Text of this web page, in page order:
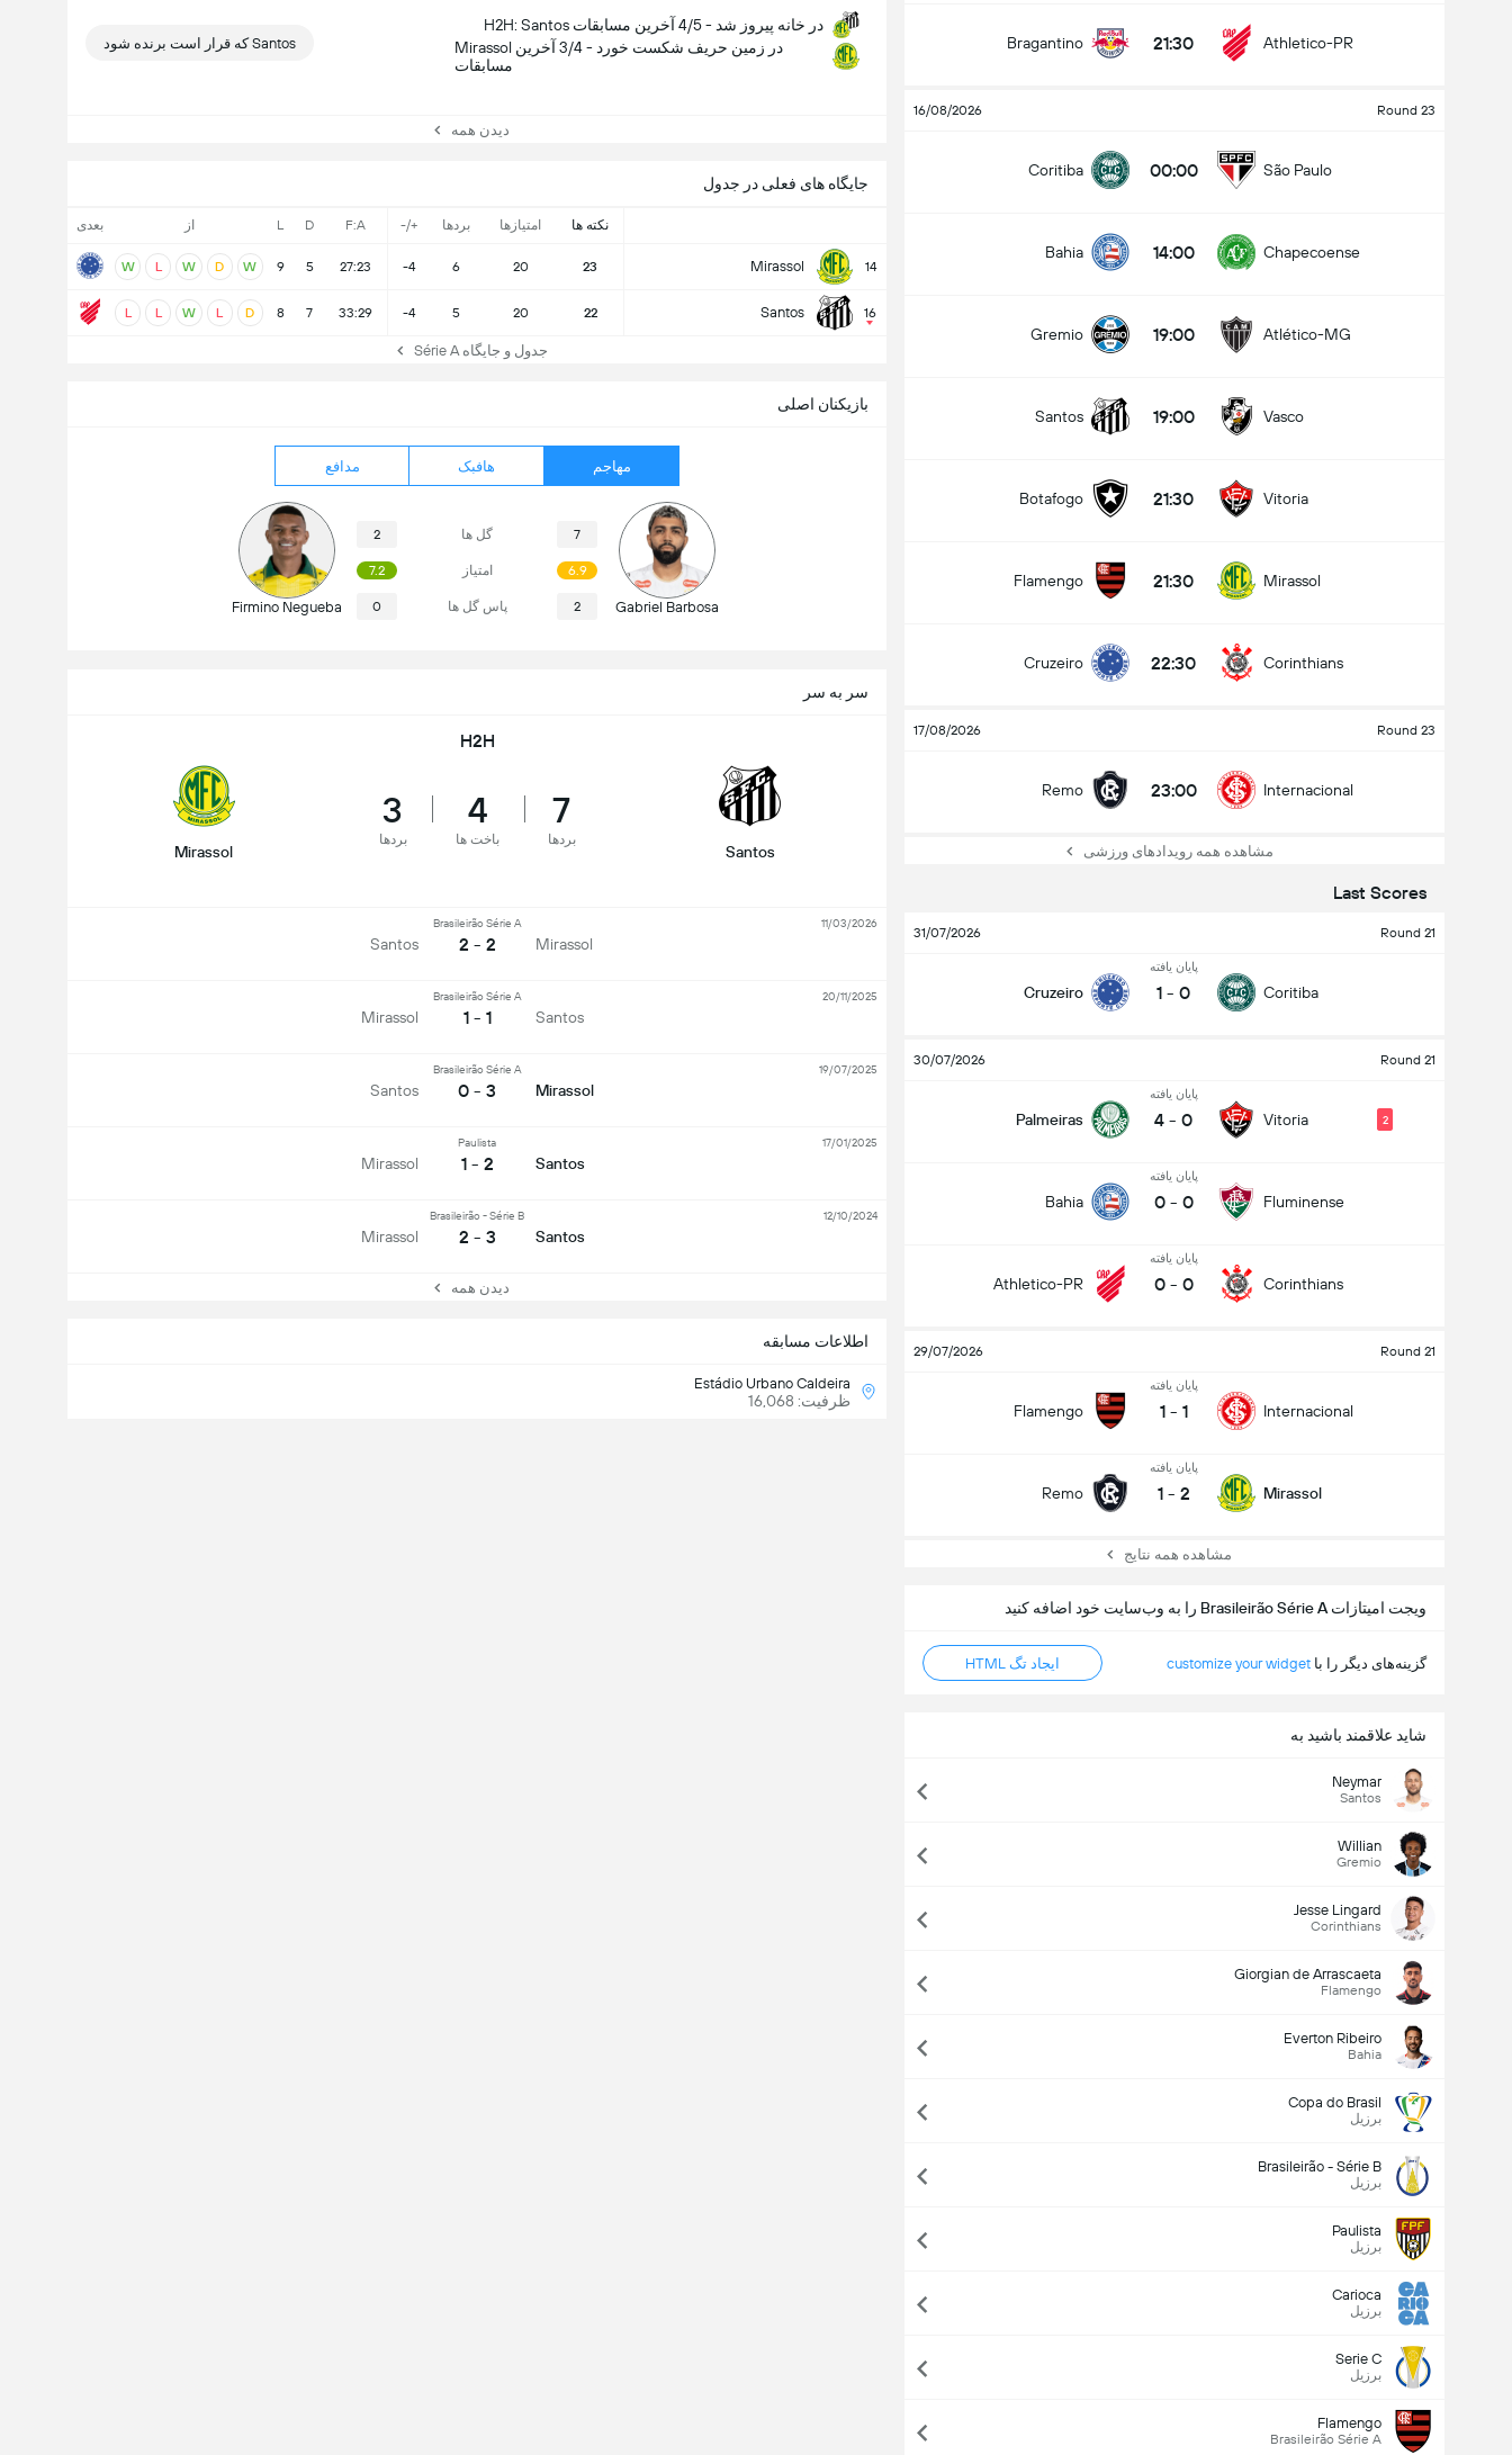
Athletico-PR
21:30
Bragantino
Round 23
16/08/2026
São Paulo
00:00
Coritiba
Chapecoense
14:00
Bahia
Atlético-MG
19:00
Gremio
Vasco
19:00
Santos
Vitoria
21:30
Botafogo
Mirassol
21:30
Flamengo
Corinthians
22:30
Cruzeiro
Round 23
17/08/2026
Internacional
23:00
Remo
مشاهده همه رویدادهای ورزشی
Last Scores
Round 21
31/07/2026
Coritiba
پایان یافته
0
-
1
Cruzeiro
Round 21
30/07/2026
Vitoria 2
پایان یافته
0
-
4
Palmeiras
Fluminense
پایان یافته
0
-
0
Bahia
Corinthians
پایان یافته
0
-
0
Athletico-PR
Round 21
29/07/2026
Internacional
پایان یافته
1
-
1
Flamengo
Mirassol
پایان یافته
2
-
1
Remo
مشاهده همه نتایج
ویجت امیتازات Brasileirão Série A را به وب‌سایت خود اضافه کنید
گزینه‌های دیگر را با customize your widget ایجاد تگ HTML
شاید علاقمند باشید به
Neymar
Santos
Willian
Gremio
Jesse Lingard
Corinthians
Giorgian de Arrascaeta
Flamengo
Everton Ribeiro
Bahia
Copa do Brasil
برزیل
Brasileirão - Série B
برزیل
Paulista
برزیل
Carioca
برزیل
Serie C
برزیل
Flamengo
Brasileirão Série A
H2H: Santos در خانه پیروز شد - 4/5 آخرین مسابقات
Mirassol در زمین حریف شکست خورد - 3/4 آخرین
مسابقات
Santos که قرار است برنده شود
دیدن همه
جایگاه های فعلی در جدول
نکته ها امتیازها بردها +/-
F:A
D
L از بعدی
14
Mirassol
23
20
6
-4
27:23
5
9
W
D
W
L
W
16
Santos
22
20
5
-4
33:29
7
8
D
L
W
L
L
جدول و جایگاه Série A
بازیکنان اصلی
مهاجم هافبک مدافع
Gabriel Barbosa
7 گل ها 2
6.9 امتیاز 7.2
2 پاس گل ها 0
Firmino Negueba
اطلاعات مسابقه
Estádio Urbano Caldeira
ظرفیت: 16,068
سر به سر
H2H
Santos
7
بردها
4
باخت ها
3
بردها
Mirassol
Mirassol
Brasileirão Série A
2 - 2
Santos
11/03/2026
Santos
Brasileirão Série A
1 - 1
Mirassol
20/11/2025
Mirassol
Brasileirão Série A
3 - 0
Santos
19/07/2025
Santos
Paulista
2 - 1
Mirassol
17/01/2025
Santos
Brasileirão - Série B
3 - 2
Mirassol
12/10/2024
دیدن همه